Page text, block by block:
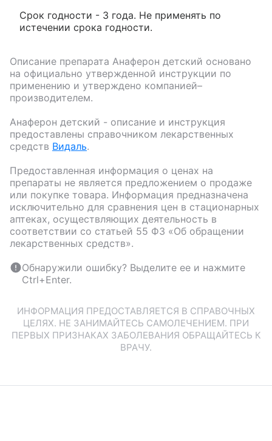
Срок годности - 3 года. Не применять по
истечении срока годности.
Описание препарата Анаферон детский основано
на официально утвержденной инструкции по
применению и утверждено компанией–
производителем.
Анаферон детский - описание и инструкция
предоставлены справочником лекарственных
средств Видаль.
Предоставленная информация о ценах на
препараты не является предложением о продаже
или покупке товара. Информация предназначена
исключительно для сравнения цен в стационарных
аптеках, осуществляющих деятельность в
соответствии со статьей 55 ФЗ «Об обращении
лекарственных средств».
Обнаружили ошибку? Выделите ее и нажмите
Ctrl+Enter.
ИНФОРМАЦИЯ ПРЕДОСТАВЛЯЕТСЯ В СПРАВОЧНЫХ
ЦЕЛЯХ. НЕ ЗАНИМАЙТЕСЬ САМОЛЕЧЕНИЕМ. ПРИ
ПЕРВЫХ ПРИЗНАКАХ ЗАБОЛЕВАНИЯ ОБРАЩАЙТЕСЬ К
ВРАЧУ.